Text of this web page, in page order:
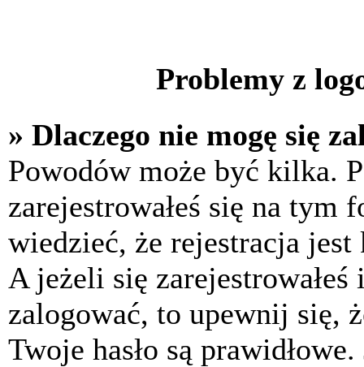
Problemy z
» Dlaczego nie mogę się
Powodów może być kilka.
zarejestrowałeś się na tym
wiedzieć, że rejestracja
A jeżeli się
zalogować, to upewnij się,
Twoje hasło są